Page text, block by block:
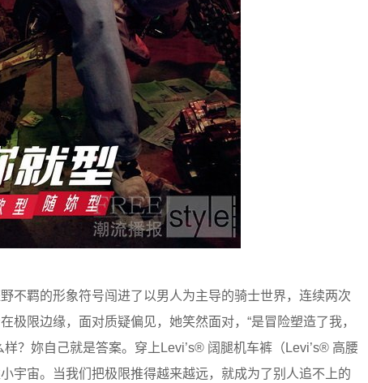
不羁的形象符号闯进了以男人为主导的骑士世界，连续两次
限边缘，面对质疑偏见，她笑然面对，“是冒险塑造了我，
？妳自己就是答案。穿上Levi’s® 阔腿机车裤（Levi’s® 高腰
宇宙。当我们把极限推得越来越远，就成为了别人追不上的